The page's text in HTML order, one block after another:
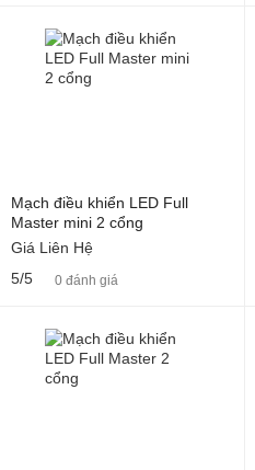
Mạch điều khiển LED Full
Master mini 2 cổng
Giá Liên Hệ
5/5
0 đánh giá